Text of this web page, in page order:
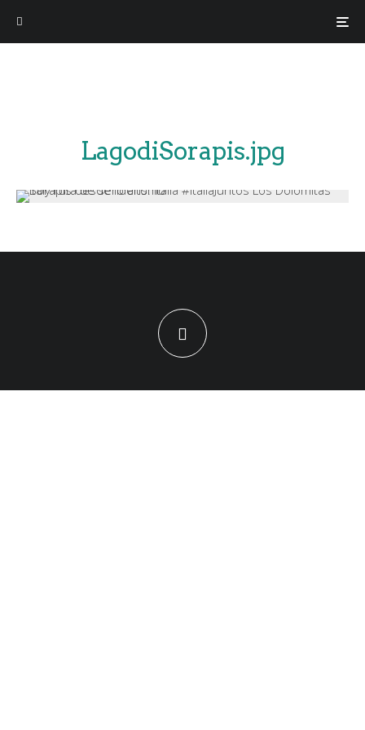
LagodiSorapis.jpg